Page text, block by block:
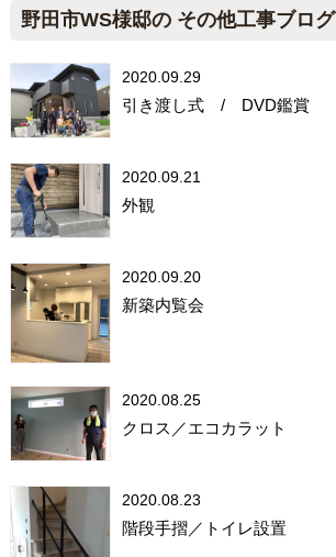
野田市WS様邸の その他工事ブログ
2020.09.29
引き渡し式 / DVD鑑賞
2020.09.21
外観
2020.09.20
新築内覧会
2020.08.25
クロス／エコカラット
2020.08.23
階段手摺／トイレ設置